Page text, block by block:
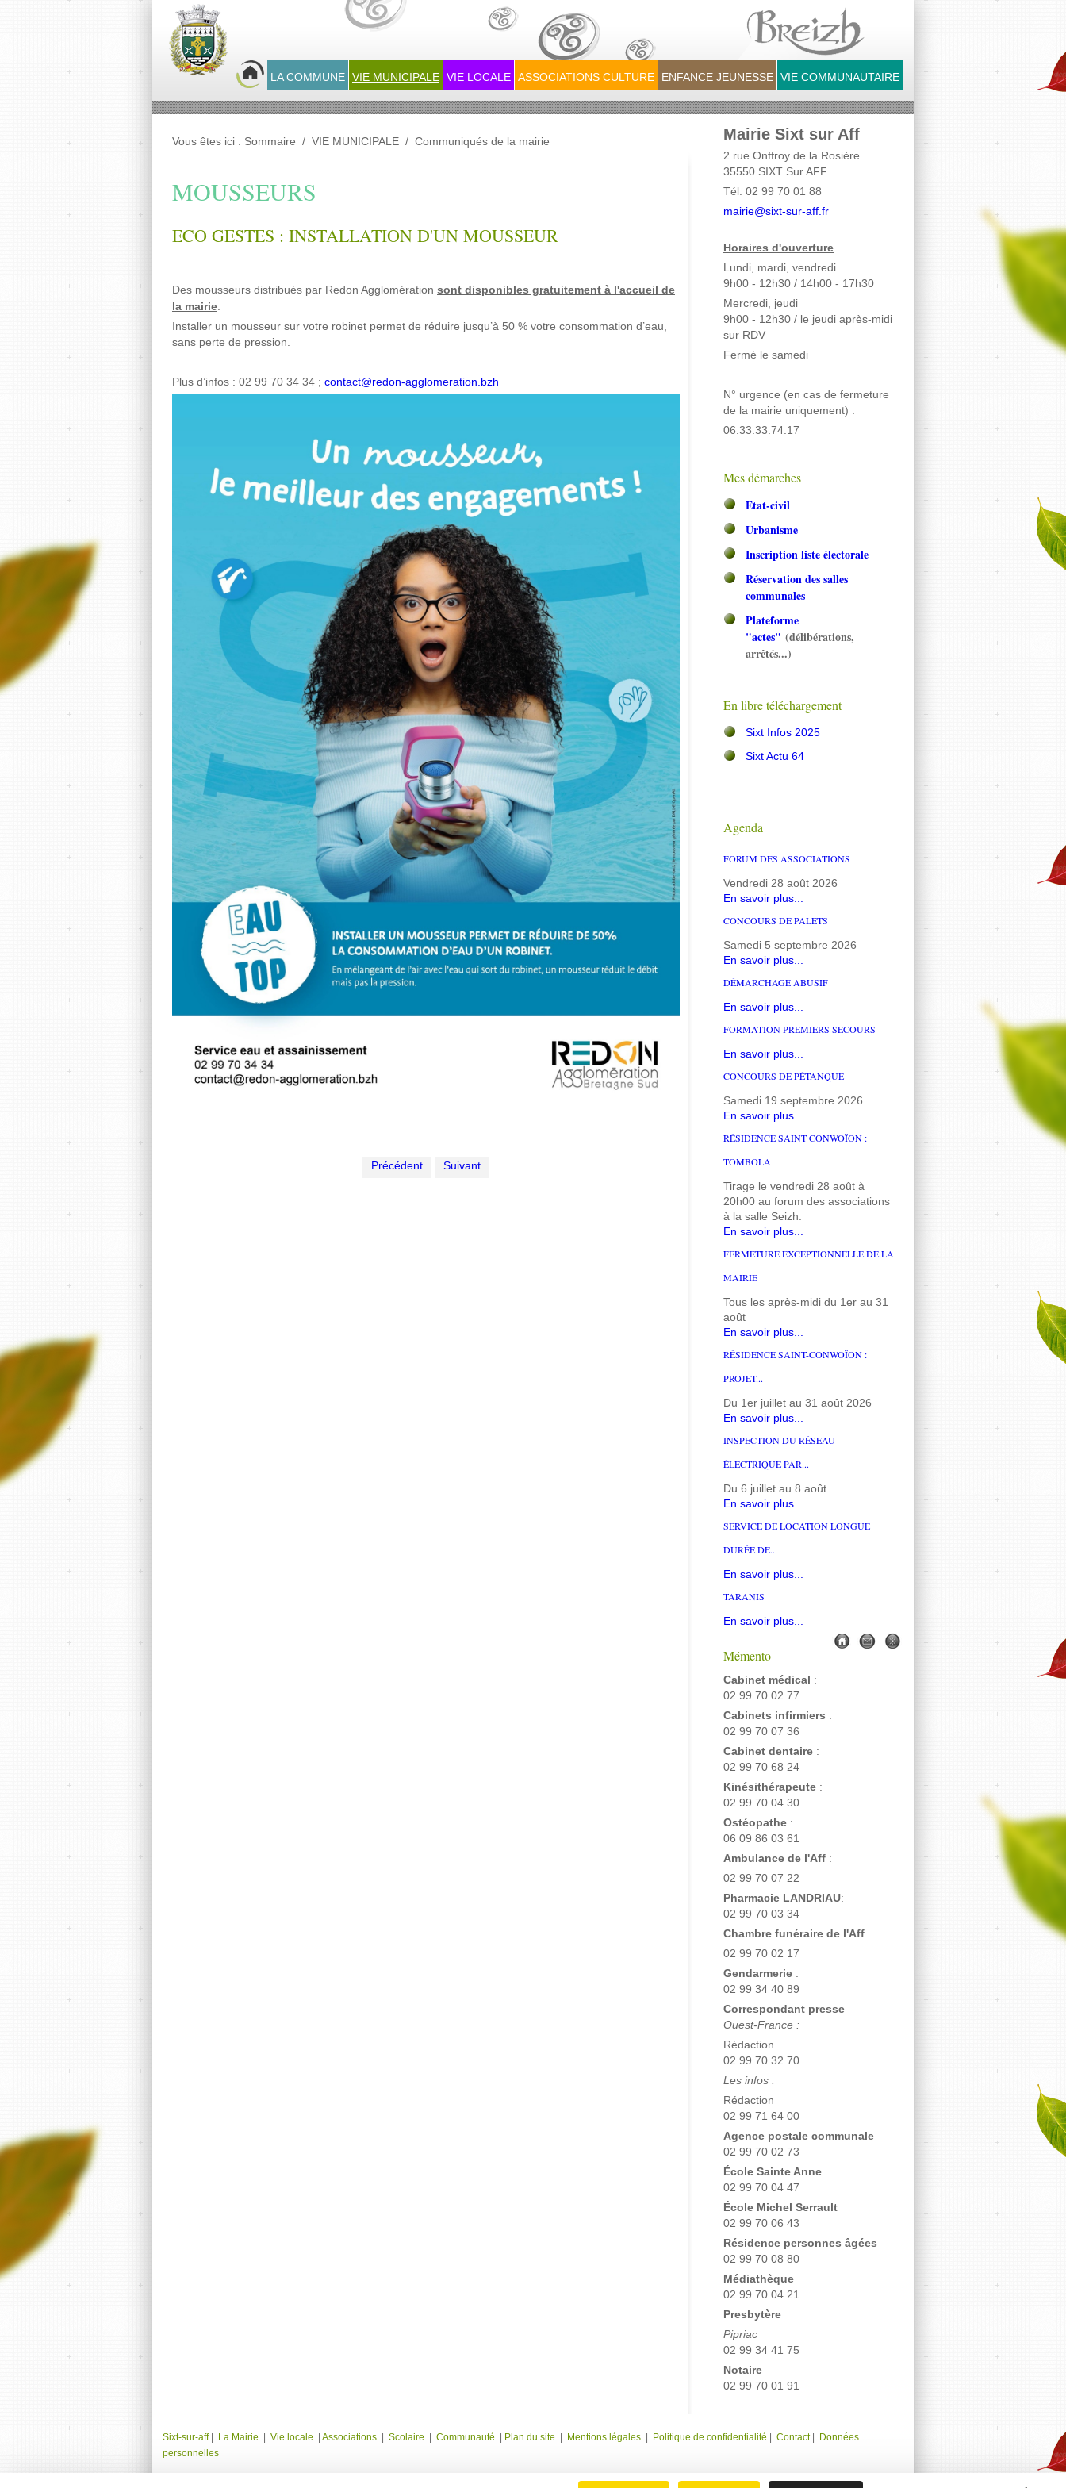
LA COMMUNE VIE MUNICIPALE VIE LOCALE ASSOCIATIONS CULTURE ENFANCE JEUNESSE VIE COMMUNAUTAIRE
Vous êtes ici : Sommaire / VIE MUNICIPALE / Communiqués de la mairie
MOUSSEURS
ECO GESTES : INSTALLATION D'UN MOUSSEUR
Des mousseurs distribués par Redon Agglomération sont disponibles gratuitement à l'accueil de
la mairie.
Installer un mousseur sur votre robinet permet de réduire jusqu’à 50 % votre consommation d’eau,
sans perte de pression.
Plus d’infos : 02 99 70 34 34 ; contact@redon-agglomeration.bzh
Précédent Suivant
Mairie Sixt sur Aff
2 rue Onffroy de la Rosière
35550 SIXT Sur AFF
Tél. 02 99 70 01 88
mairie@sixt-sur-aff.fr
Horaires d'ouverture
Lundi, mardi, vendredi
9h00 - 12h30 / 14h00 - 17h30
Mercredi, jeudi
9h00 - 12h30 / le jeudi après-midi
sur RDV
Fermé le samedi
N° urgence (en cas de fermeture
de la mairie uniquement) :
06.33.33.74.17
Mes démarches
Etat-civil
Urbanisme
Inscription liste électorale
Réservation des salles
communales
Plateforme
"actes" (délibérations,
arrêtés...)
En libre téléchargement
Sixt Infos 2025
Sixt Actu 64
Agenda
FORUM DES ASSOCIATIONS
Vendredi 28 août 2026
En savoir plus...
CONCOURS DE PALETS
Samedi 5 septembre 2026
En savoir plus...
DÉMARCHAGE ABUSIF
En savoir plus...
FORMATION PREMIERS SECOURS
En savoir plus...
CONCOURS DE PÉTANQUE
Samedi 19 septembre 2026
En savoir plus...
RÉSIDENCE SAINT CONWOÏON :
TOMBOLA
Tirage le vendredi 28 août à
20h00 au forum des associations
à la salle Seizh.
En savoir plus...
FERMETURE EXCEPTIONNELLE DE LA
MAIRIE
Tous les après-midi du 1er au 31
août
En savoir plus...
RÉSIDENCE SAINT-CONWOÏON :
PROJET...
Du 1er juillet au 31 août 2026
En savoir plus...
INSPECTION DU RÉSEAU
ÉLECTRIQUE PAR...
Du 6 juillet au 8 août
En savoir plus...
SERVICE DE LOCATION LONGUE
DURÉE DE...
En savoir plus...
TARANIS
En savoir plus...
Mémento
Cabinet médical :
02 99 70 02 77
Cabinets infirmiers :
02 99 70 07 36
Cabinet dentaire :
02 99 70 68 24
Kinésithérapeute :
02 99 70 04 30
Ostéopathe :
06 09 86 03 61
Ambulance de l'Aff :
02 99 70 07 22
Pharmacie LANDRIAU:
02 99 70 03 34
Chambre funéraire de l'Aff
02 99 70 02 17
Gendarmerie :
02 99 34 40 89
Correspondant presse
Ouest-France :
Rédaction
02 99 70 32 70
Les infos :
Rédaction
02 99 71 64 00
Agence postale communale
02 99 70 02 73
École Sainte Anne
02 99 70 04 47
École Michel Serrault
02 99 70 06 43
Résidence personnes âgées
02 99 70 08 80
Médiathèque
02 99 70 04 21
Presbytère
Pipriac
02 99 34 41 75
Notaire
02 99 70 01 91
Sixt-sur-aff La Mairie Vie locale Associations Scolaire Communauté Plan du site Mentions légales Politique de confidentialité Contact|
Données
personnelles